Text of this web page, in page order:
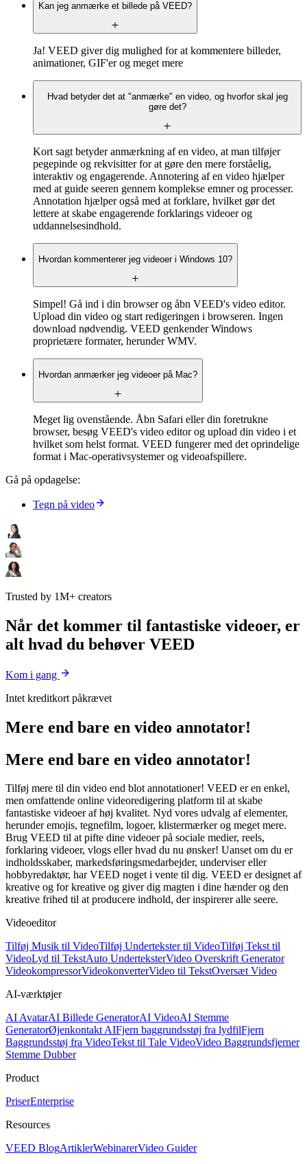
Kan jeg anmærke et billede på VEED?
Ja! VEED giver dig mulighed for at kommentere billeder,
animationer, GIF'er og meget mere
Hvad betyder det at "anmærke" en video, og hvorfor skal jeg
gøre det?
Kort sagt betyder anmærkning af en video, at man tilføjer
pegepinde og rekvisitter for at gøre den mere forståelig,
interaktiv og engagerende. Annotering af en video hjælper
med at guide seeren gennem komplekse emner og processer.
Annotation hjælper også med at forklare, hvilket gør det
lettere at skabe engagerende forklarings videoer og
uddannelsesindhold.
Hvordan kommenterer jeg videoer i Windows 10?
Simpel! Gå ind i din browser og åbn VEED's video editor.
Upload din video og start redigeringen i browseren. Ingen
download nødvendig. VEED genkender Windows
proprietære formater, herunder WMV.
Hvordan anmærker jeg videoer på Mac?
Meget lig ovenstående. Åbn Safari eller din foretrukne
browser, besøg VEED's video editor og upload din video i et
hvilket som helst format. VEED fungerer med det oprindelige
format i Mac-operativsystemer og videoafspillere.
Gå på opdagelse:
Tegn på video
Trusted by 1M+ creators
Når det kommer til fantastiske videoer, er
alt hvad du behøver VEED
Kom i gang
Intet kreditkort påkrævet
Mere end bare en video annotator!
Mere end bare en video annotator!
Tilføj mere til din video end blot annotationer! VEED er en enkel,
men omfattende online videoredigering platform til at skabe
fantastiske videoer af høj kvalitet. Nyd vores udvalg af elementer,
herunder emojis, tegnefilm, logoer, klistermærker og meget mere.
Brug VEED til at pifte dine videoer på sociale medier, reels,
forklaring videoer, vlogs eller hvad du nu ønsker! Uanset om du er
indholdsskaber, markedsføringsmedarbejder, underviser eller
hobbyredaktør, har VEED noget i vente til dig. VEED er designet af
kreative og for kreative og giver dig magten i dine hænder og den
kreative frihed til at producere indhold, der inspirerer alle seere.
Videoeditor
Tilføj Musik til VideoTilføj Undertekster til VideoTilføj Tekst til
VideoLyd til TekstAuto UnderteksterVideo Overskrift Generator
VideokompressorVideokonverterVideo til TekstOversæt Video
AI-værktøjer
AI AvatarAI Billede GeneratorAI VideoAI Stemme
GeneratorØjenkontakt AIFjern baggrundsstøj fra lydfilFjern
Baggrundsstøj fra VideoTekst til Tale VideoVideo Baggrundsfjerner
Stemme Dubber
Product
PriserEnterprise
Resources
VEED BlogArtiklerWebinarerVideo Guider